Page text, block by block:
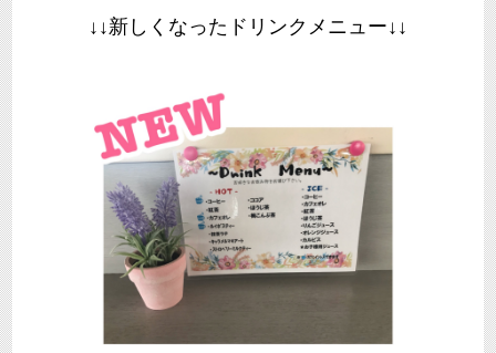
↓↓新しくなったドリンクメニュー↓↓